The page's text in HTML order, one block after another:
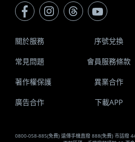
0800-058-885(免費) 遠傳手機直撥 888(免費) 市話撥
關於服務 序號兌換
常見問題 會員服務條款
著作權保護 異業合作
廣告合作 下載APP